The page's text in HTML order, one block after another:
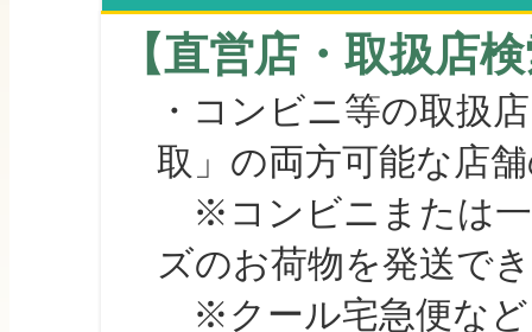
【直営店・取扱店
・コンビニ等の取扱
取」の両方可能な店
※コンビニまたは一
ズのお荷物を発送で
※クール宅急便など